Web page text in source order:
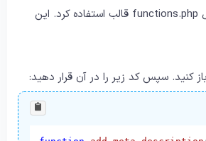
برای اضافه کردن متاتگ توضیحات خودکار به مطالب وردپرس، می‌توان از یک کد ساده در فایل functions.php قالب استفاده کرد. این
کنید. سپس کد زیر را در آن قرار دهید: